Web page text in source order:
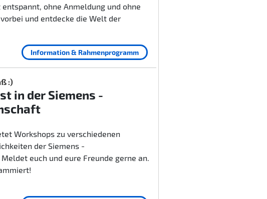
entspannt, ohne Anmeldung und ohne
und entdecke die Welt der
Information & Rahmenprogramm
:)
in der Siemens -
Workshops zu verschiedenen
der Siemens -
euch und eure Freunde gerne an.